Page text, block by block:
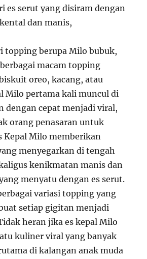
es serut yang disiram dengan
dan manis,
topping berupa Milo bubuk,
macam topping
oreo, kacang, atau
Milo pertama kali muncul di
dengan cepat menjadi viral,
orang penasaran untuk
Kepal Milo memberikan
menyegarkan di tengah
kenikmatan manis dan
menyatu dengan es serut.
variasi topping yang
setiap gigitan menjadi
heran jika es kepal Milo
kuliner viral yang banyak
di kalangan anak muda